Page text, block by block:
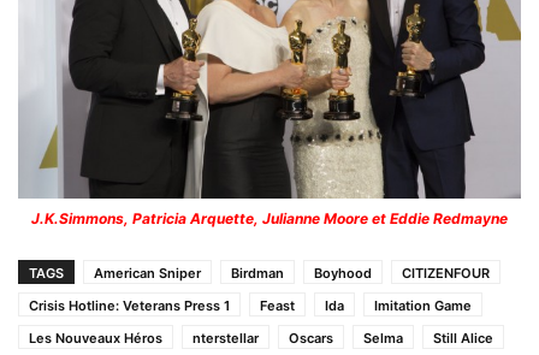
J.K.Simmons, Patricia Arquette, Julianne Moore et Eddie Redmayne
TAGS American Sniper Birdman Boyhood
CITIZENFOUR
Crisis Hotline: Veterans Press 1
Feast Ida
Imitation Game
Les Nouveaux Héros
nterstellar Oscars Selma
Still Alice